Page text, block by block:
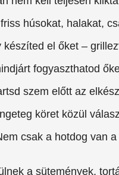
húsokat, halakat,
készíted el őket –
fogyaszthatod
szem előtt az
köret közül
csak a hotdog van
a sütemények,